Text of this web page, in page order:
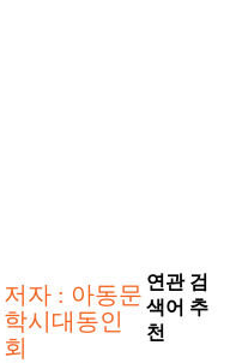
저자 : 아동문
학시대동인
회
연관 검
색어 추
천